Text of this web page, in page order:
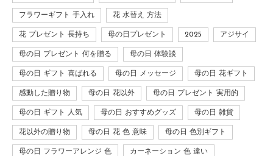
フラワーギフト 手入れ 花 水替え 方法
花 プレゼント 長持ち 母の日プレゼント 2025 アジサイ
母の日 プレゼント 何を贈る 母の日 体験談
母の日 ギフト 喜ばれる 母の日 メッセージ 母の日 花ギフト
感動した贈り物 母の日 花以外 母の日 プレゼント 実用的
母の日 ギフト 人気 母の日 おすすめグッズ 母の日 雑貨
花以外の贈り物 母の日 花 色 意味 母の日 色別ギフト
母の日 フラワーアレンジ 色 カーネーション 色 違い